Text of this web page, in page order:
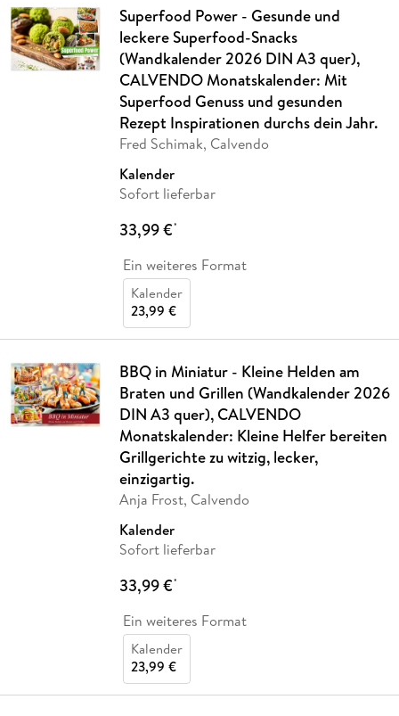
Superfood Power - Gesunde und
leckere Superfood-Snacks
(Wandkalender 2026 DIN A3 quer),
CALVENDO Monatskalender: Mit
Superfood Genuss und gesunden
Rezept Inspirationen durchs dein Jahr.
Fred Schimak, Calvendo
Kalender
Sofort lieferbar
33,99 €*
Ein weiteres Format
Kalender
23,99 €
BBQ in Miniatur - Kleine Helden am
Braten und Grillen (Wandkalender 2026
DIN A3 quer), CALVENDO
Monatskalender: Kleine Helfer bereiten
Grillgerichte zu witzig, lecker,
einzigartig.
Anja Frost, Calvendo
Kalender
Sofort lieferbar
33,99 €*
Ein weiteres Format
Kalender
23,99 €